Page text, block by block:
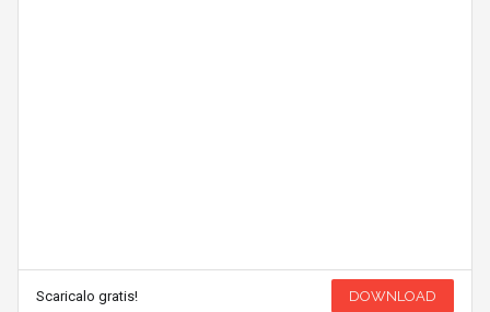
Scaricalo gratis! DOWNLOAD